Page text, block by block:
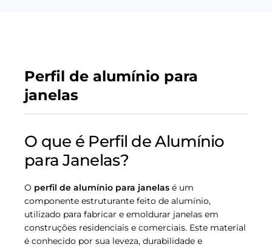
Perfil de alumínio para
janelas
O que é Perfil de Alumínio
para Janelas?
O perfil de alumínio para janelas é um
componente estruturante feito de alumínio,
utilizado para fabricar e emoldurar janelas em
construções residenciais e comerciais. Este material
é conhecido por sua leveza, durabilidade e